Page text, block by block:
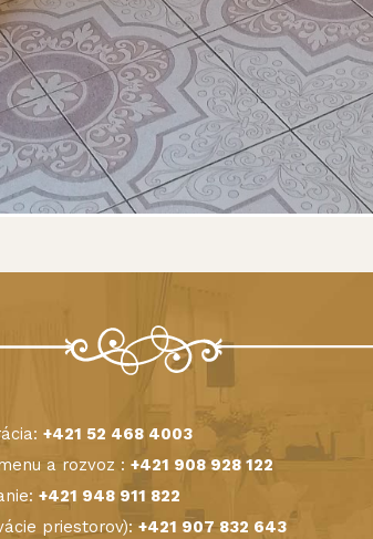
+421 52 468 4003
a rozvoz :+421 908 928 122
+421 948 911 822
priestorov):+421 907 832 643